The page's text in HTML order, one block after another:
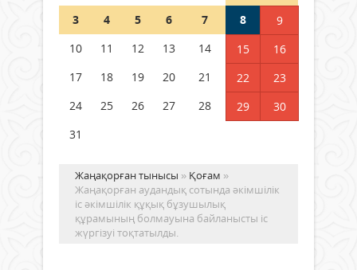
Шетелде жүрген Қазақстан
азаматтары қалай дауыс бере
3
4 5 6 7 8
9
10
11 12 13 14 15
16
17
18 19 20 21 22
23
24
25 26 27 28 29
30
31
Жаңақорған тынысы » Қоғам »
Жаңақорған аудандық сотында әкімшілік
іс әкiмшiлiк құқық бұзушылық
құрамының болмауына байланысты іс
жүргізуі тоқтатылды.